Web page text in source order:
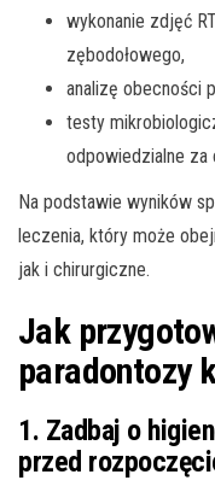
wykonanie zdjęć
zębodołowego,
analizę obecności
testy
odpowiedzialne za
Na podstawie wyników
leczenia, który może
jak i chirurgiczne.
Jak
paradontozy
1. Zadbaj o
przed